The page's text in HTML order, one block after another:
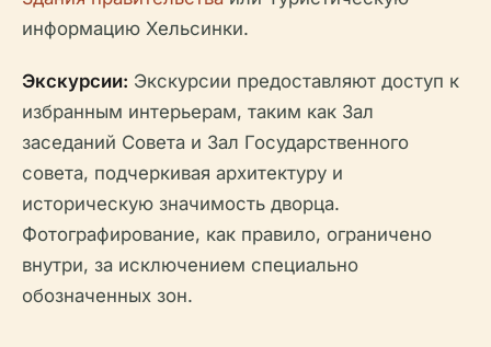
информацию Хельсинки.
Экскурсии: Экскурсии предоставляют доступ к
избранным интерьерам, таким как Зал
заседаний Совета и Зал Государственного
совета, подчеркивая архитектуру и
историческую значимость дворца.
Фотографирование, как правило, ограничено
внутри, за исключением специально
обозначенных зон.